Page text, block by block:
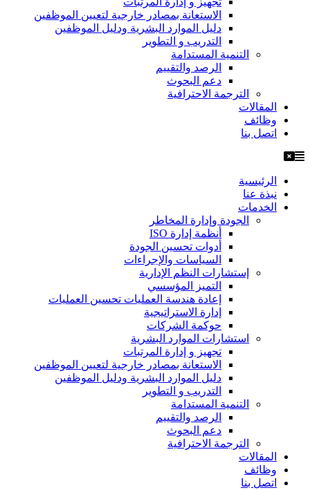
الاستعانة بمصادر خارجية لتعيين الموظفين
دليل الموارد البشرية ودليل الموظفين
التدريب و التطوير
التنمية المستدامة
الرصد والتقييم
دعم البحوث
الترجمة الاحترافية
المقالات
وظائف
اتصل بنا
الرئيسية
نبذة عنا
الخدمات
الجودة وإدارة المخاطر
أنظمة إدارة ISO
أدوات تحسين الجودة
السياسات والإجراءات
إستشارات النظم الإدارية
التميز المؤسسي
إعادة هندسة العمليات تحسين العمليات
إدارة الاستراتيجية
حوكمة الشركات
استشارات الموارد البشرية
تجهيز و إدارة المرتبات
الاستعانة بمصادر خارجية لتعيين الموظفين
دليل الموارد البشرية ودليل الموظفين
التدريب و التطوير
التنمية المستدامة
الرصد والتقييم
دعم البحوث
الترجمة الاحترافية
المقالات
وظائف
اتصل بنا